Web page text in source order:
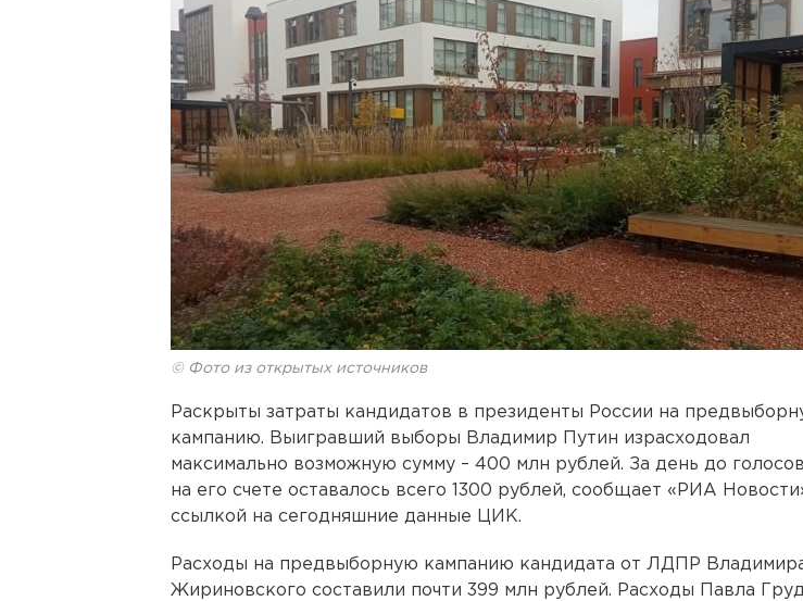
© Фото из открытых источников
Раскрыты затраты кандидатов в президенты России на
кампанию. Выигравший выборы Владимир Путин израсходовал
максимально возможную сумму – 400 млн рублей. За день до
на его счете оставалось всего 1300 рублей, сообщает «РИА
ссылкой на сегодняшние данные ЦИК.
Расходы на предвыборную кампанию кандидата от ЛДПР
Жириновского составили почти 399 млн рублей. Расходы Павла